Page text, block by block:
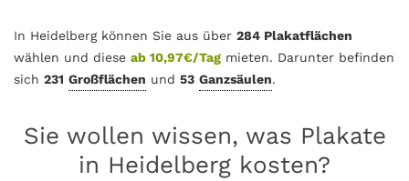
In Heidelberg können Sie aus über 284 Plakatflächen
wählen und diese ab 10,97€/Tag mieten. Darunter befinden
sich 231 Großflächen und 53 Ganzsäulen.
Sie wollen wissen, was Plakate
in Heidelberg kosten?